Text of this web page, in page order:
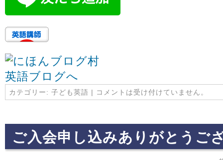
カテゴリー: 子ども英語 | コメントは受け付けていません。
ご入会申し込みありがとうご